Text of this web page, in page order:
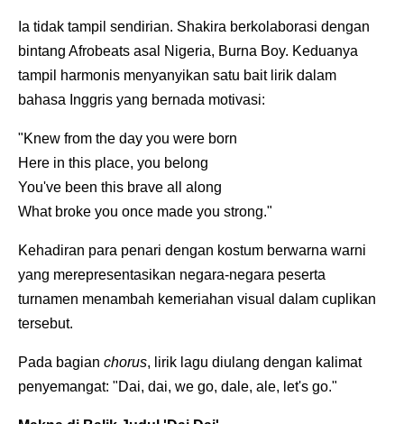
Ia tidak tampil sendirian. Shakira berkolaborasi dengan
bintang Afrobeats asal Nigeria, Burna Boy. Keduanya
tampil harmonis menyanyikan satu bait lirik dalam
bahasa Inggris yang bernada motivasi:
"Knew from the day you were born
Here in this place, you belong
You've been this brave all along
What broke you once made you strong."
Kehadiran para penari dengan kostum berwarna warni
yang merepresentasikan negara-negara peserta
turnamen menambah kemeriahan visual dalam cuplikan
tersebut.
Pada bagian chorus, lirik lagu diulang dengan kalimat
penyemangat: "Dai, dai, we go, dale, ale, let's go."